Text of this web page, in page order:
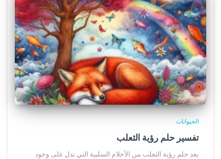
الحيوانات
تفسير حلم رؤية الثعلب
يعد حلم رؤية الثعلب من الأحلام السلبية التي تدل على وجود